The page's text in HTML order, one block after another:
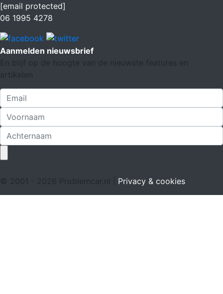
[email protected]
06 1995 4278
Aanmelden nieuwsbrief
En blijf op de hoogte van de nieuwste features en
artikelen
© 2001 - 2026 Problemcar.nl | Privacy & cookies